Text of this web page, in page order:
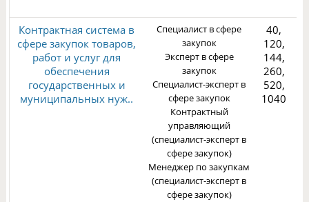
Контрактная система в
сфере закупок товаров,
работ и услуг для
обеспечения
государственных и
муниципальных нуж..
Специалист в сфере
закупок
Эксперт в сфере
закупок
Специалист-эксперт в
сфере закупок
Контрактный
управляющий
(специалист-эксперт в
сфере закупок)
Менеджер по закупкам
(специалист-эксперт в
сфере закупок)
40,
120,
144,
260,
520,
1040